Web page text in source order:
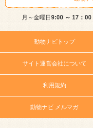
月～金曜日9:00 ～ 17：00
動物ナビトップ
サイト運営会社について
利用規約
動物ナビ メルマガ